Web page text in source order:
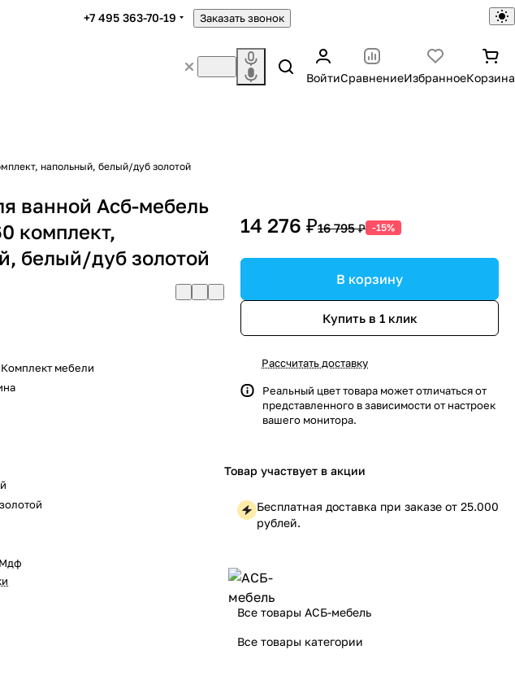
+7 495 363-70-19 Заказать звонок
ВойтиСравнениеИзбранноеКорзина
напольный, белый/дуб золотой
ванной Асб-мебель
комплект,
белый/дуб золотой
Комплект мебели
Мдф
14 276 ₽16 795 ₽ -15%
В корзину
Купить в 1 клик
Рассчитать доставку
Реальный цвет товара может отличаться от
представленного в зависимости от настроек
вашего монитора.
Товар участвует в акции
Бесплатная доставка при заказе от 25.000
рублей.
Все товары АСБ-мебель
Все товары категории